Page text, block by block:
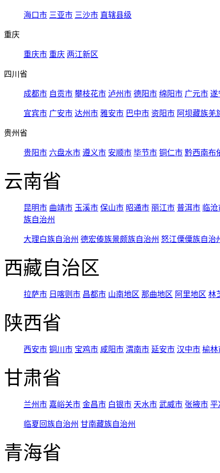
海口市 三亚市 三沙市 直辖县级
重庆
重庆市 重庆 两江新区
四川省
成都市 自贡市 攀枝花市 泸州市 德阳市 绵阳市 广元市 遂
宜宾市 广安市 达州市 雅安市 巴中市 资阳市 阿坝藏族羌
贵州省
贵阳市 六盘水市 遵义市 安顺市 毕节市 铜仁市 黔西南布
云南省
昆明市 曲靖市 玉溪市 保山市 昭通市 丽江市 普洱市 临
族自治州
大理白族自治州 德宏傣族景颇族自治州 怒江傈僳族自治
西藏自治区
拉萨市 日喀则市 昌都市 山南地区 那曲地区 阿里地区 林
陕西省
西安市 铜川市 宝鸡市 咸阳市 渭南市 延安市 汉中市 榆林
甘肃省
兰州市 嘉峪关市 金昌市 白银市 天水市 武威市 张掖市 平
临夏回族自治州 甘南藏族自治州
青海省